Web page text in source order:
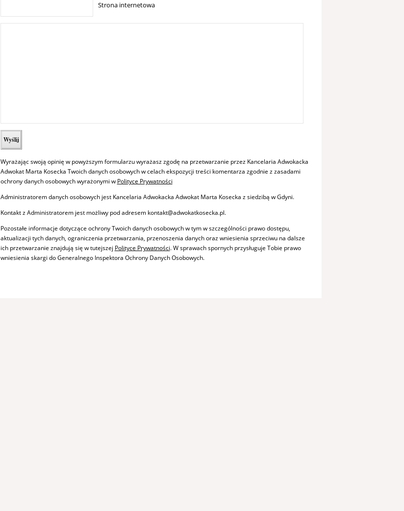
Strona internetowa
Wyrażając swoją opinię w powyższym formularzu wyrażasz zgodę na przetwarzanie przez Kancelaria Adwokacka
Adwokat Marta Kosecka Twoich danych osobowych w celach ekspozycji treści komentarza zgodnie z zasadami
ochrony danych osobowych wyrażonymi w Polityce Prywatności
Administratorem danych osobowych jest Kancelaria Adwokacka Adwokat Marta Kosecka z siedzibą w Gdyni.
Kontakt z Administratorem jest możliwy pod adresem kontakt@adwokatkosecka.pl.
Pozostałe informacje dotyczące ochrony Twoich danych osobowych w tym w szczególności prawo dostępu,
aktualizacji tych danych, ograniczenia przetwarzania, przenoszenia danych oraz wniesienia sprzeciwu na dalsze
ich przetwarzanie znajdują się w tutejszej Polityce Prywatności. W sprawach spornych przysługuje Tobie prawo
wniesienia skargi do Generalnego Inspektora Ochrony Danych Osobowych.